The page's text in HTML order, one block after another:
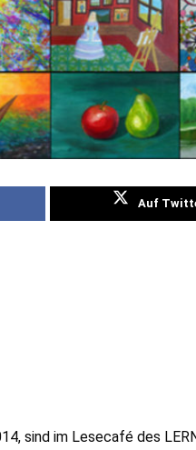
Auf
sind im Lesecafé des